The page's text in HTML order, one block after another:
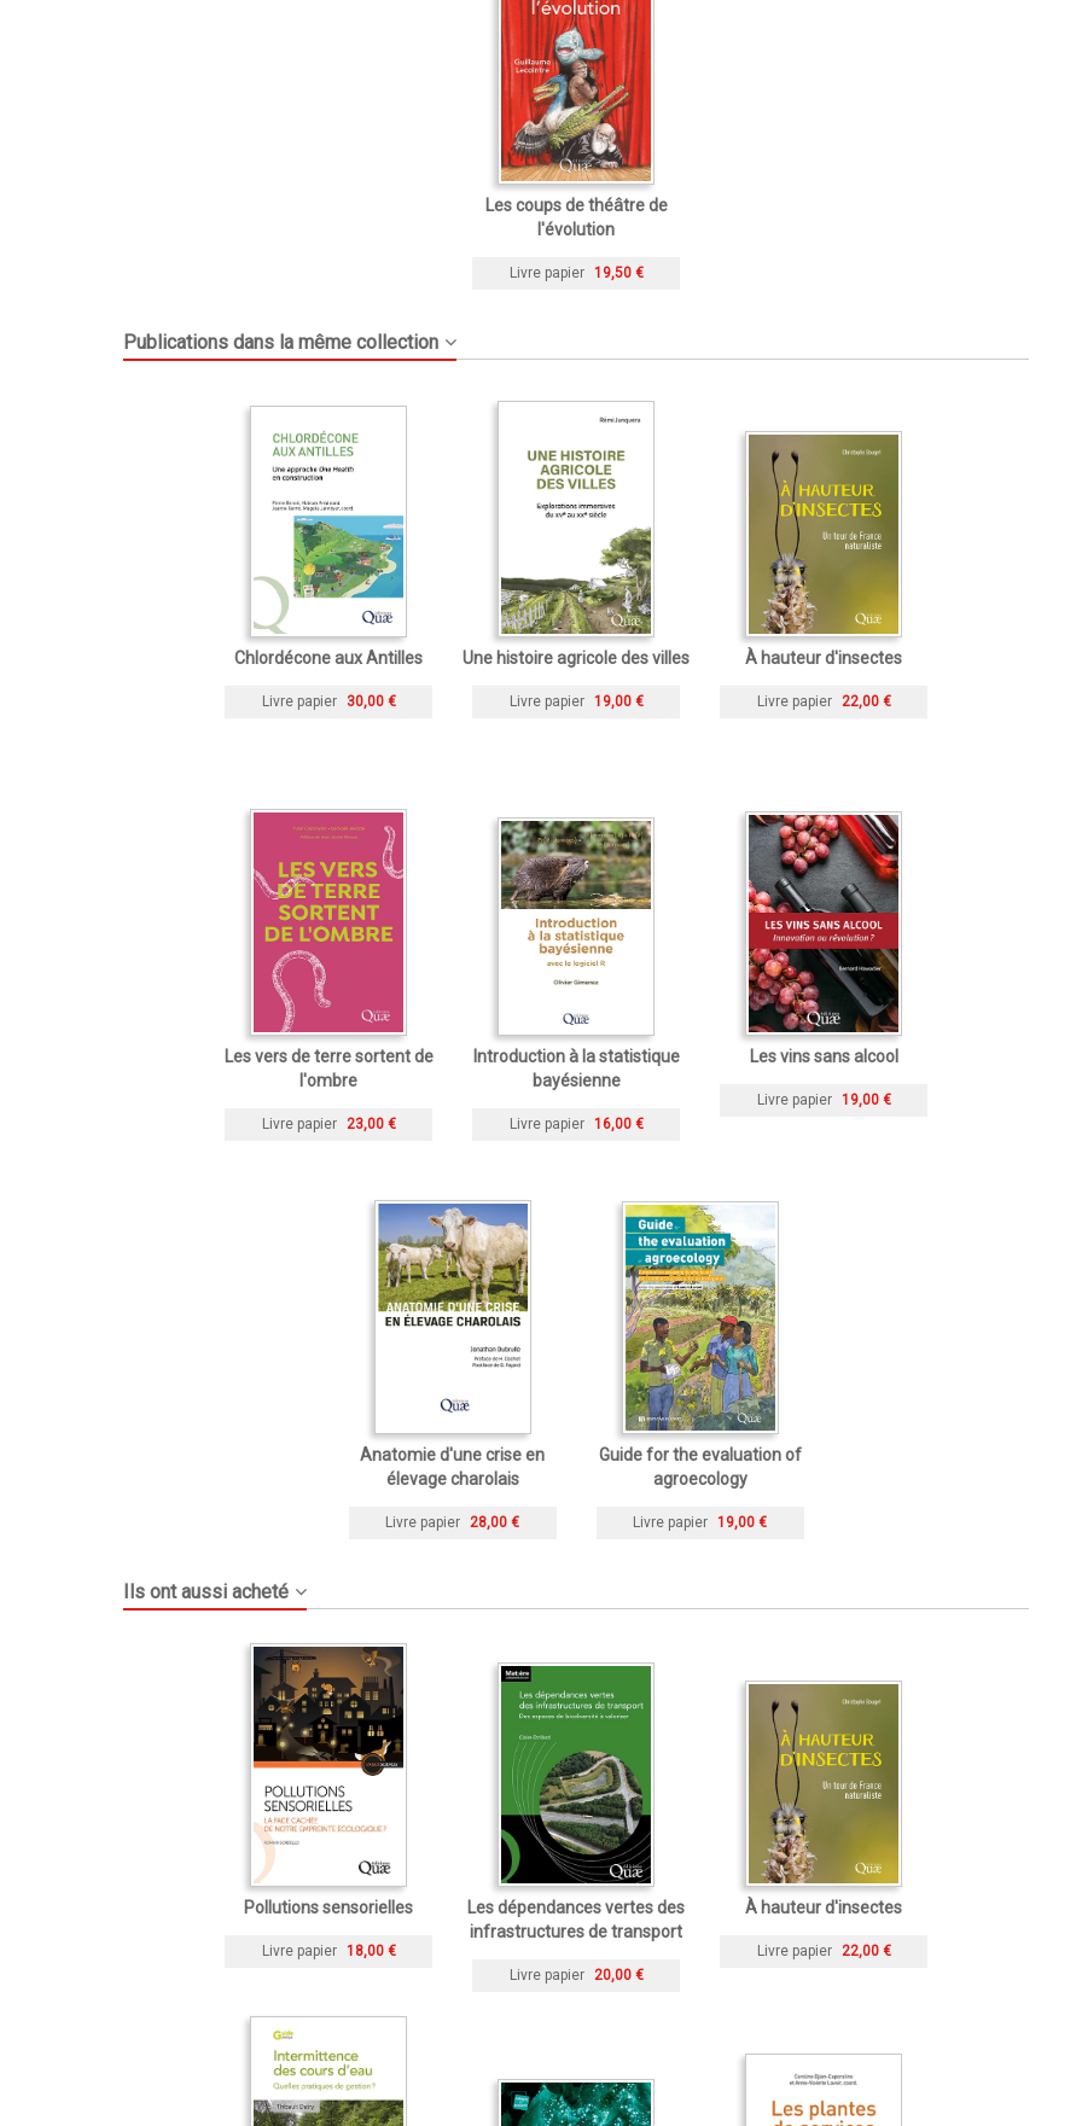
Les coups de théâtre de
l'évolution
Livre papier 19,50 €
Publications dans la même collection
Chlordécone aux Antilles
Livre papier 30,00 €
Une histoire agricole des villes
Livre papier 19,00 €
À hauteur d'insectes
Livre papier 22,00 €
Les vers de terre sortent de
l'ombre
Livre papier 23,00 €
Introduction à la statistique
bayésienne
Livre papier 16,00 €
Les vins sans alcool
Livre papier 19,00 €
Anatomie d'une crise en
élevage charolais
Livre papier 28,00 €
Guide for the evaluation of
agroecology
Livre papier 19,00 €
Ils ont aussi acheté
Pollutions sensorielles
Livre papier 18,00 €
Les dépendances vertes des
infrastructures de transport
Livre papier 20,00 €
À hauteur d'insectes
Livre papier 22,00 €